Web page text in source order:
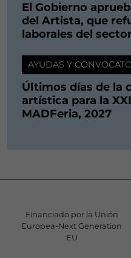
El Gobierno
del Artista, que
laborales del
AYUDAS Y
Últimos días de la
artística para la
MADFeria, 2027
Financiado por la Unión
Europea-Next Generation
EU